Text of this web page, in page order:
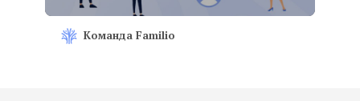
Команда Familio